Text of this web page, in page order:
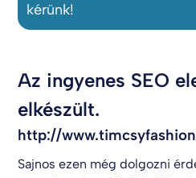
kérünk!
Az ingyenes SEO
elkészült.
http://
Sajnos ezen még dolgozni